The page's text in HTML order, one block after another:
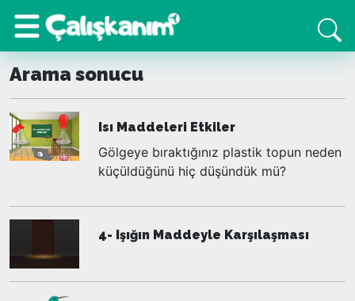
Arama sonucu
Isı Maddeleri Etkiler
Gölgeye bıraktığınız plastik topun neden
küçüldüğünü hiç düşündük mü?
4- Işığın Maddeyle Karşılaşması